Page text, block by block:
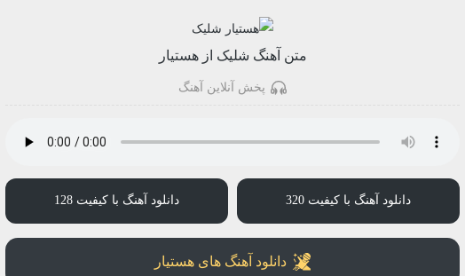
متن آهنگ شلیک از هستیار
پخش آنلاین آهنگ
دانلود آهنگ با کیفیت 320 دانلود آهنگ با کیفیت 128
دانلود آهنگ های هستیار